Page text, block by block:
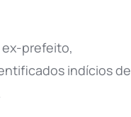
ex-prefeito,
indícios de